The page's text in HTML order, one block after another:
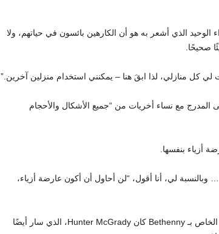
الوحيد الذي أشعر به هو أن الكارهين بائسون في حياتهم، ولا
صحيحًا.
لي كل منازلي، لذا ابقَ هنا – يمكنني استخدام منزلين آخرين.”
المدرج مع نساء أخريات من “جميع الأشكال والأحجام
أزياء بنفسها.
لي، أنا أقول، “لن أحاول أن أكون عارضة أزياء،
من بين أولئك الذين علقوا على Instagram Reel الخاص بـ Bethenny كان Hunter McGrady، الذي سار أيضًا